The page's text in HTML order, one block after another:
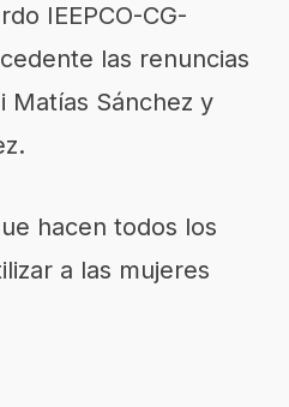
IEEPCO-CG-
las renuncias
Matías Sánchez y
hacen todos los
a las mujeres